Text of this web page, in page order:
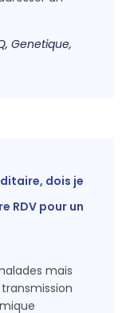
Genetique,
dois je
RDV pour un
mais